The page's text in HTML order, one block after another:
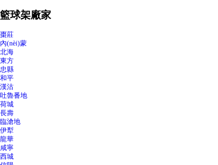
籃球架廠家
棗莊
內(nèi)蒙
北海
東方
忠縣
和平
漢沽
吐魯番地
荷城
長壽
臨滄地
伊犁
龍華
咸寧
西城